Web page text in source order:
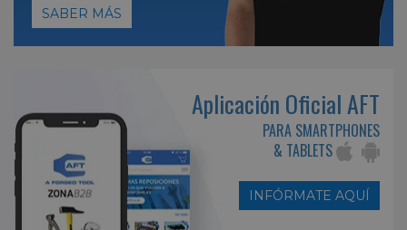
SABER MÁS
Aplicación Oficial AFT
PARA SMARTPHONES
& TABLETS
INFÓRMATE AQUÍ